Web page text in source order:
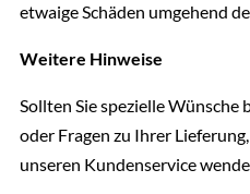
etwaige Schäden umgehend
Weitere Hinweise
Sollten Sie spezielle Wünsche
oder Fragen zu Ihrer
unseren Kundenservice